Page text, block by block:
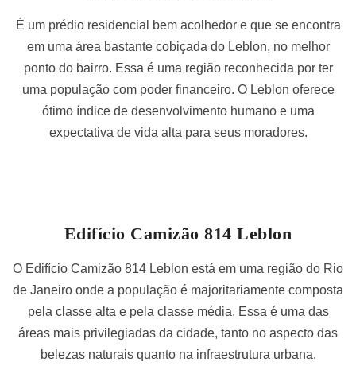
É um prédio residencial bem acolhedor e que se encontra
em uma área bastante cobiçada do Leblon, no melhor
ponto do bairro. Essa é uma região reconhecida por ter
uma população com poder financeiro. O Leblon oferece
ótimo índice de desenvolvimento humano e uma
expectativa de vida alta para seus moradores.
Edifício Camizão 814 Leblon
O Edifício Camizão 814 Leblon está em uma região do Rio
de Janeiro onde a população é majoritariamente composta
pela classe alta e pela classe média. Essa é uma das
áreas mais privilegiadas da cidade, tanto no aspecto das
belezas naturais quanto na infraestrutura urbana.